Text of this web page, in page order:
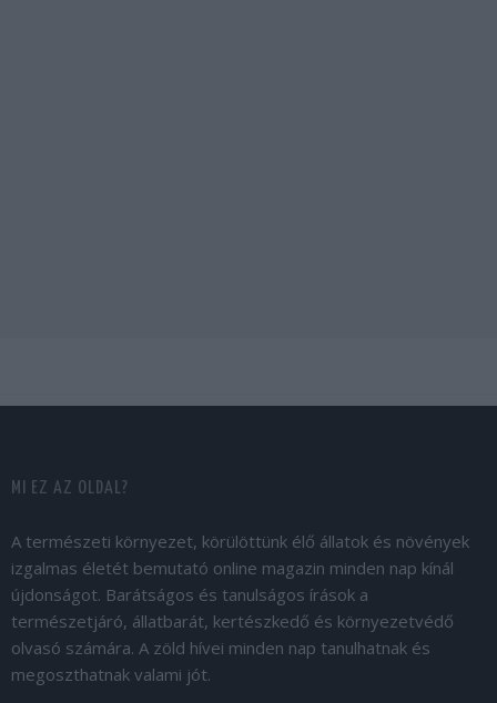
MI EZ AZ OLDAL?
A természeti környezet, körülöttünk élő állatok és növények
izgalmas életét bemutató online magazin minden nap kínál
újdonságot. Barátságos és tanulságos írások a
természetjáró, állatbarát, kertészkedő és környezetvédő
olvasó számára. A zöld hívei minden nap tanulhatnak és
megoszthatnak valami jót.